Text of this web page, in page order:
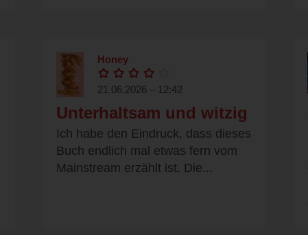
Honey
21.06.2026 – 12:42
Unterhaltsam und witzig
Ich habe den Eindruck, dass dieses
Buch endlich mal etwas fern vom
Mainstream erzählt ist. Die...